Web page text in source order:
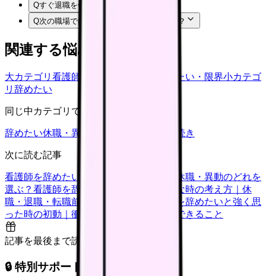
Qすぐ退職を伝えてもいいですか？
Q次の職場では何を確認すればいいですか？
関連する悩みカテゴリ
大カテゴリ 看護師の悩み 辞めたい・限界小カテゴ
リ 辞めたい
同じ中カテゴリで見る
辞めたい休職・異動 退職手続き
次に読む記事
看護師を辞めたい時の判断基準｜転職・休職・異動のどれを
選ぶ？ 看護師を辞めたいけどお金が不安な時の考え方｜休
職・退職・転職前に確認すること
看護師を辞めたいと強く思
った時の初動｜衝動的に辞める前に今日できること
記事を最後まで読むと解放
🔒 特別サポート枠（未開放）